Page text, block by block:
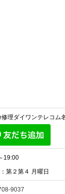
理ダイワンテレコム
19:00
第２第４ 月曜日
9037